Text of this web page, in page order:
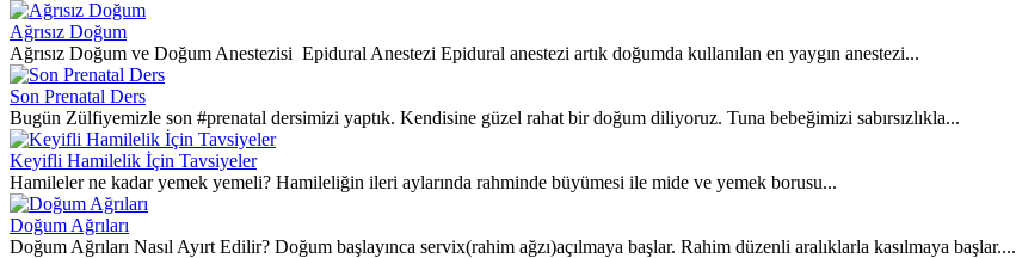
Ağrısız Doğum
Ağrısız Doğum ve Doğum Anestezisi Epidural Anestezi Epidural anestezi artık doğumda kullanılan en yaygın anestezi...
Son Prenatal Ders
Bugün Zülfiyemizle son #prenatal dersimizi yaptık. Kendisine güzel rahat bir doğum diliyoruz. Tuna bebeğimizi sabırsızlıkla...
Keyifli Hamilelik İçin Tavsiyeler
Hamileler ne kadar yemek yemeli? Hamileliğin ileri aylarında rahminde büyümesi ile mide ve yemek borusu...
Doğum Ağrıları
Doğum Ağrıları Nasıl Ayırt Edilir? Doğum başlayınca servix(rahim ağzı)açılmaya başlar. Rahim düzenli aralıklarla kasılmaya başlar....